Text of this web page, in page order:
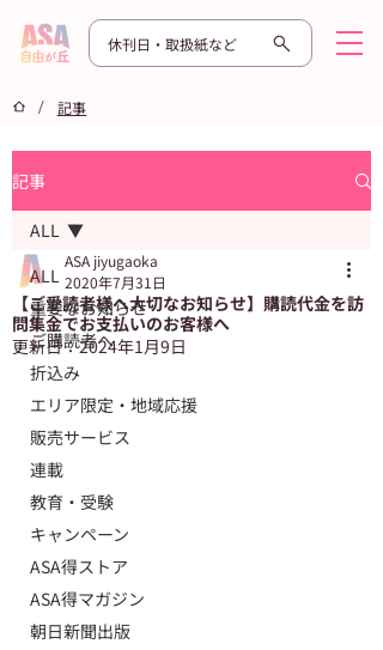
休刊日・取扱紙など
/ 記事
記事
ALL
重要なお知らせ
ご購読者へ
折込み
エリア限定・地域応援
販売サービス
連載
教育・受験
キャンペーン
ASA得ストア
ASA得マガジン
朝日新聞出版
ALL
【ご愛読者様へ大切なお知らせ】購読代金を訪
問集金でお支払いのお客様へ
ASA jiyugaoka
2020年7月31日
更新日：2024年1月9日